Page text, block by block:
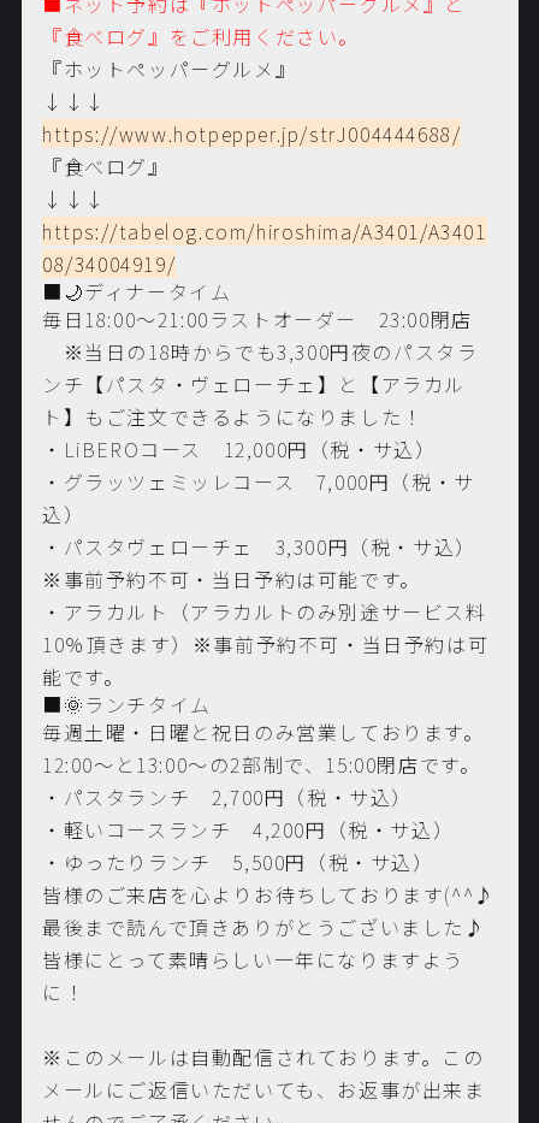
『食べログ』をご利用ください。
『ホットペッパーグルメ』
↓↓↓
https://www.hotpepper.jp/strJ004444688/
『食べログ』
↓↓↓
https://tabelog.com/hiroshima/A3401/A3401
08/34004919/
■🌙ディナータイム
毎日18:00～21:00ラストオーダー 23:00閉店
※当日の18時からでも3,300円夜のパスタラ
ンチ【パスタ・ヴェローチェ】と【アラカル
ト】もご注文できるようになりました！
・LiBEROコース 12,000円（税・サ込）
・グラッツェミッレコース 7,000円（税・サ
込）
・パスタヴェローチェ 3,300円（税・サ込）
※事前予約不可・当日予約は可能です。
・アラカルト（アラカルトのみ別途サービス料
10％頂きます）※事前予約不可・当日予約は可
能です。
■🌞ランチタイム
毎週土曜・日曜と祝日のみ営業しております。
12:00～と13:00～の2部制で、15:00閉店です。
・パスタランチ 2,700円（税・サ込）
・軽いコースランチ 4,200円（税・サ込）
・ゆったりランチ 5,500円（税・サ込）
皆様のご来店を心よりお待ちしております(^^♪
最後まで読んで頂きありがとうございました♪
皆様にとって素晴らしい一年になりますよう
に！
※このメールは自動配信されております。この
メールにご返信いただいても、お返事が出来ま